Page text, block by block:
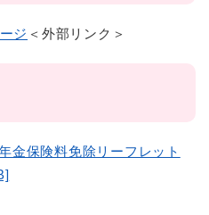
ジ ＜外部リンク＞
金保険料免除リーフレット